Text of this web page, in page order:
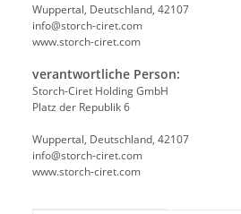
Wuppertal, Deutschland, 42107
info@storch-ciret.com
www.storch-ciret.com
verantwortliche Person:
Storch-Ciret Holding GmbH
Platz der Republik 6
Wuppertal, Deutschland, 42107
info@storch-ciret.com
www.storch-ciret.com